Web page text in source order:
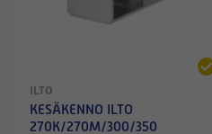
ILTO
KESÄKENNO ILTO
270K/270M/300/350